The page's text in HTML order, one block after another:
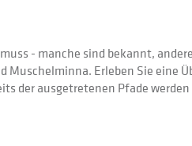
- manche sind bekannt,
Erleben Sie eine
der ausgetretenen Pfade